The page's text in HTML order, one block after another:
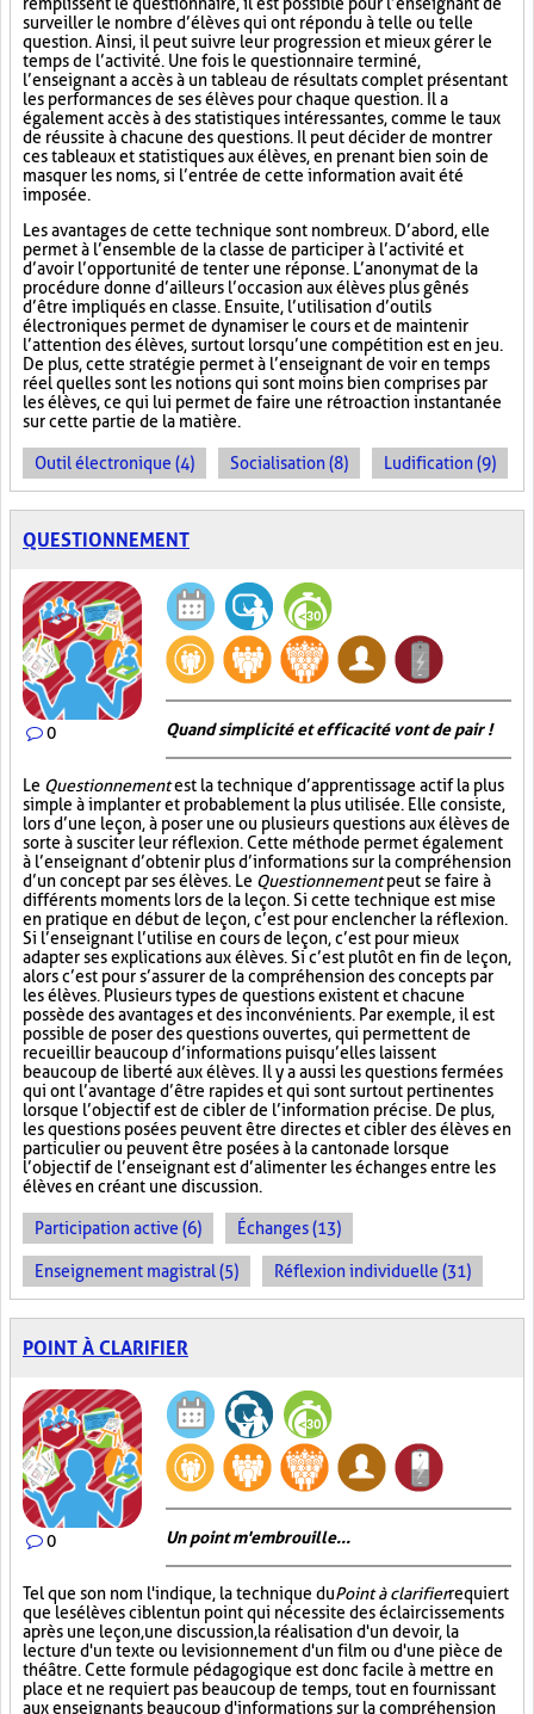
surveiller le nombre d’élèves qui ont répondu à telle ou telle
question. Ainsi, il peut suivre leur progression et mieux gérer le
temps de l’activité. Une fois le questionnaire terminé,
l’enseignant a accès à un tableau de résultats complet présentant
les performances de ses élèves pour chaque question. Il a
également accès à des statistiques intéressantes, comme le taux
de réussite à chacune des questions. Il peut décider de montrer
ces tableaux et statistiques aux élèves, en prenant bien soin de
masquer les noms, si l’entrée de cette information avait été
imposée.
Les avantages de cette technique sont nombreux. D’abord, elle
permet à l’ensemble de la classe de participer à l’activité et
d’avoir l’opportunité de tenter une réponse. L’anonymat de la
procédure donne d’ailleurs l’occasion aux élèves plus gênés
d’être impliqués en classe. Ensuite, l’utilisation d’outils
électroniques permet de dynamiser le cours et de maintenir
l’attention des élèves, surtout lorsqu’une compétition est en jeu.
De plus, cette stratégie permet à l’enseignant de voir en temps
réel quelles sont les notions qui sont moins bien comprises par
les élèves, ce qui lui permet de faire une rétroaction instantanée
sur cette partie de la matière.
Outil électronique (4) Socialisation (8) Ludification (9)
QUESTIONNEMENT
0 Quand simplicité et efficacité vont de pair !
Le Questionnementest la technique d’apprentissage actif la plus
simple à implanter et probablement la plus utilisée. Elle consiste,
lors d’une leçon, à poser une ou plusieurs questions aux élèves de
sorte à susciter leur réflexion. Cette méthode permet également
à l’enseignant d’obtenir plus d’informations sur la compréhension
d’un concept par ses élèves. Le Questionnementpeut se faire à
différents moments lors de la leçon. Si cette technique est mise
en pratique en début de leçon, c’est pour enclencher la réflexion.
Si l’enseignant l’utilise en cours de leçon, c’est pour mieux
adapter ses explications aux élèves. Si c’est plutôt en fin de leçon,
alors c’est pour s’assurer de la compréhension des concepts par
les élèves. Plusieurs types de questions existent et chacune
possède des avantages et des inconvénients. Par exemple, il est
possible de poser des questions ouvertes, qui permettent de
recueillir beaucoup d’informations puisqu’elles laissent
beaucoup de liberté aux élèves. Il y a aussi les questions fermées
qui ont l’avantage d’être rapides et qui sont surtout pertinentes
lorsque l’objectif est de cibler de l’information précise. De plus,
les questions posées peuvent être directes et cibler des élèves en
particulier ou peuvent être posées à la cantonade lorsque
l’objectif de l’enseignant est d’alimenter les échanges entre les
élèves en créant une discussion.
Participation active (6) Échanges (13)
Enseignement magistral (5) Réflexion individuelle (31)
POINT À CLARIFIER
0 Un point m'embrouille...
Tel que son nom l'indique, la technique duPoint à clarifierrequiert
que les élèves ciblent un point qui nécessite des éclaircissements
après une leçon, une discussion, la réalisation d'un devoir, la
lecture d'un texte ou le visionnement d'un film ou d'une pièce de
théâtre. Cette formule pédagogique est donc facile à mettre en
place et ne requiert pas beaucoup de temps, tout en fournissant
aux enseignants beaucoup d'informations sur la compréhension